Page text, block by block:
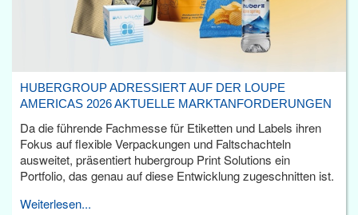
HUBERGROUP ADRESSIERT AUF DER LOUPE
AMERICAS 2026 AKTUELLE MARKTANFORDERUNGEN
Da die führende Fachmesse für Etiketten und Labels ihren
Fokus auf flexible Verpackungen und Faltschachteln
ausweitet, präsentiert hubergroup Print Solutions ein
Portfolio, das genau auf diese Entwicklung zugeschnitten ist.
Weiterlesen...